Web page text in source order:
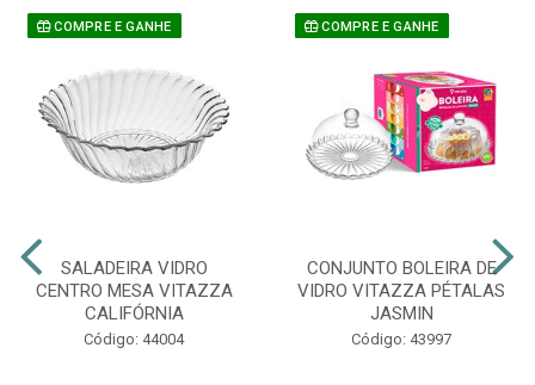
COMPRE E GANHE
SALADEIRA VIDRO
CENTRO MESA VITAZZA
CALIFÓRNIA
Código: 44004
COMPRE E GANHE
CONJUNTO BOLEIRA DE
VIDRO VITAZZA PÉTALAS
JASMIN
Código: 43997